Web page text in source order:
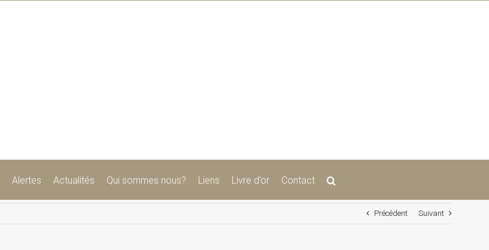
Alertes Actualités Qui sommes nous? Liens Livre d’or Contact
Précédent Suivant